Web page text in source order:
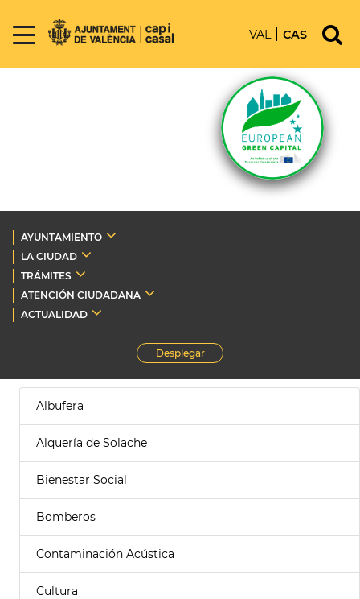
VAL CAS
AYUNTAMIENTO
LA CIUDAD
TRÁMITES
ATENCIÓN CIUDADANA
ACTUALIDAD
Desplegar
Albufera
Alquería de Solache
Bienestar Social
Bomberos
Contaminación Acústica
Cultura